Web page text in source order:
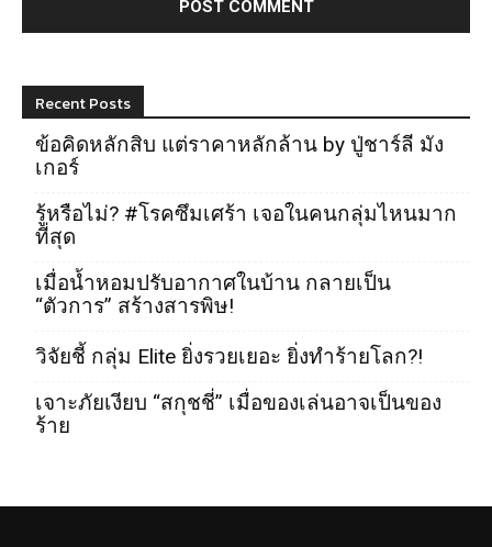
Recent Posts
ข้อคิดหลักสิบ แต่ราคาหลักล้าน by ปู่ชาร์ลี มัง
เกอร์
รู้หรือไม่? #โรคซึมเศร้า เจอในคนกลุ่มไหนมาก
ที่สุด
เมื่อน้ำหอมปรับอากาศในบ้าน กลายเป็น
“ตัวการ” สร้างสารพิษ!
วิจัยชี้ กลุ่ม Elite ยิ่งรวยเยอะ ยิ่งทำร้ายโลก?!
เจาะภัยเงียบ “สกุชชี่” เมื่อของเล่นอาจเป็นของ
ร้าย